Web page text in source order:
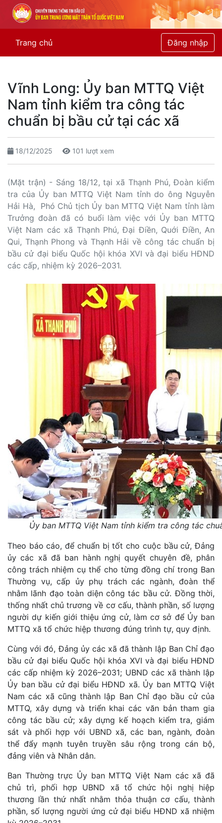
Trang chủ Đăng nhập
Vĩnh Long: Ủy ban MTTQ Việt
Nam tỉnh kiểm tra công tác
chuẩn bị bầu cử tại các xã
18/12/2025 101 lượt xem
(Mặt trận) - Sáng 18/12, tại xã Thạnh Phú, Đoàn kiểm
tra của Ủy ban MTTQ Việt Nam tỉnh do ông Nguyễn
Hải Hà, Phó Chủ tịch Ủy ban MTTQ Việt Nam tỉnh làm
Trưởng đoàn đã có buổi làm việc với Ủy ban MTTQ
Việt Nam các xã Thạnh Phú, Đại Điền, Quới Điền, An
Qui, Thạnh Phong và Thạnh Hải về công tác chuẩn bị
bầu cử đại biểu Quốc hội khóa XVI và đại biểu HĐND
các cấp, nhiệm kỳ 2026–2031.
Ủy ban MTTQ Việt Nam tỉnh kiểm tra công tác
Theo báo cáo, để chuẩn bị tốt cho cuộc bầu cử, Đảng
ủy các xã đã ban hành nghị quyết chuyên đề, phân
công trách nhiệm cụ thể cho từng đồng chí trong Ban
Thường vụ, cấp ủy phụ trách các ngành, đoàn thể
nhằm lãnh đạo toàn diện công tác bầu cử. Đồng thời,
thống nhất chủ trương về cơ cấu, thành phần, số lượng
người dự kiến giới thiệu ứng cử, làm cơ sở để Ủy ban
MTTQ xã tổ chức hiệp thương đúng trình tự, quy định.
Cùng với đó, Đảng ủy các xã đã thành lập Ban Chỉ đạo
bầu cử đại biểu Quốc hội khóa XVI và đại biểu HĐND
các cấp nhiệm kỳ 2026–2031; UBND các xã thành lập
Ủy ban bầu cử đại biểu HĐND xã. Ủy ban MTTQ Việt
Nam các xã cũng thành lập Ban Chỉ đạo bầu cử của
MTTQ, xây dựng và triển khai các văn bản tham gia
công tác bầu cử; xây dựng kế hoạch kiểm tra, giám
sát và phối hợp với UBND xã, các ban, ngành, đoàn
thể đẩy mạnh tuyên truyền sâu rộng trong cán bộ,
đảng viên và Nhân dân.
Ban Thường trực Ủy ban MTTQ Việt Nam các xã đã
chủ trì, phối hợp UBND xã tổ chức hội nghị hiệp
thương lần thứ nhất nhằm thỏa thuận cơ cấu, thành
phần, số lượng người ứng cử đại biểu HĐND xã nhiệm